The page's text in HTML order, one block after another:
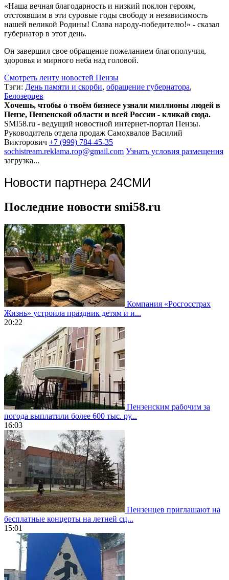
«Наша вечная благодарность и низкий поклон героям,
отстоявшим в эти суровые годы свободу и независимость
нашей великой Родины! Слава народу-победителю!» - сказал
губернатор в этот день.
Он завершил свое обращение пожеланием благополучия,
здоровья и мирного неба над головой.
Смотреть ленту новостей Пензы
Тэги: День памяти и скорби, обращение губернатора,
Белозерцев
Хочешь, чтобы о твоём бизнесе узнали миллионы людей в
Пензе, Пензенской области и всей России - кликай сюда.
SMI58.ru - ведущий новостной интернет-портал Пензы.
Руководитель отдела продаж Самохвалов Василий
Викторович +7 (999) 784-45-35
sochistream.reklama.rop@gmail.com Узнать условия размещения
загрузка...
Новости партнера 24СМИ
Последние новости smi58.ru
Компания «Росгосстрах
Жизнь» устроила праздник детям и и...
20:22
Пензенским рабочим за
погода выплатили более 600 тыс. ру...
16:03
Пензенцев приглашают на
бесплатные концерты на летней сц...
15:01